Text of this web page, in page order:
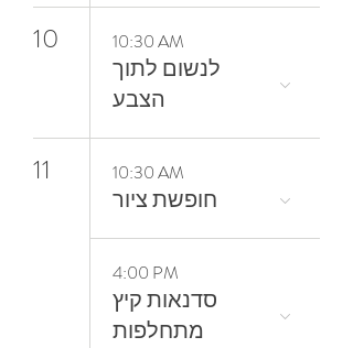
10 10:30 AM
‬הצבע
11 10:30 AM
חופשת ציור
4:00 PM
סדנאות קיץ
מתחלפות